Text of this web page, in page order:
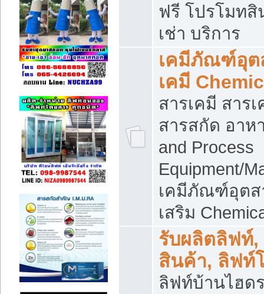
ฟรี โปรโมท
เช่า บริการ
เคมีภัณฑ์อุต
เคมี
สารเคมี สาร
สารสกัด อาห
and Process
Equipment/
เคมีภัณฑ์อุตส
เสริม
รับผลิตลิฟท์
สินค้า, ลิฟท์
ลิฟท์บ้านไฮด